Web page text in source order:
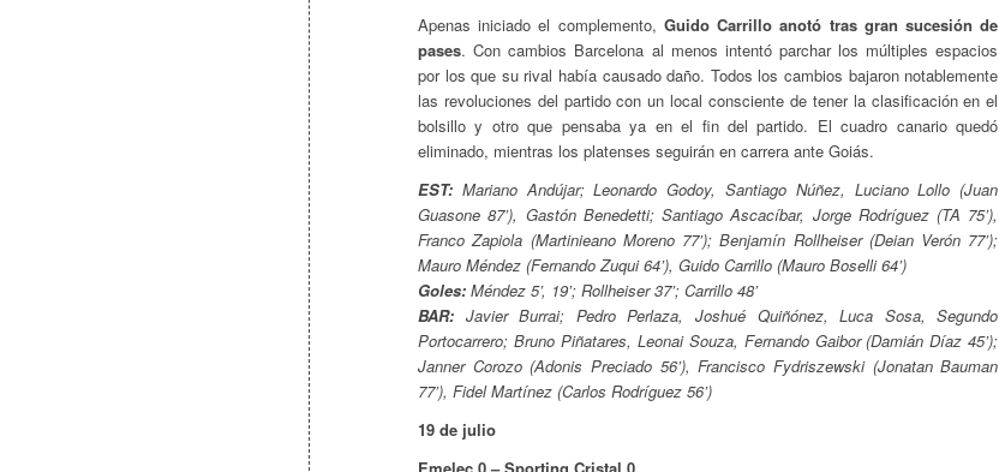
Apenas iniciado el complemento, Guido Carrillo anotó tras gran sucesión de
pases. Con cambios Barcelona al menos intentó parchar los múltiples espacios
por los que su rival había causado daño. Todos los cambios bajaron notablemente
las revoluciones del partido con un local consciente de tener la clasificación en el
bolsillo y otro que pensaba ya en el fin del partido. El cuadro canario quedó
eliminado, mientras los platenses seguirán en carrera ante Goiás.
EST: Mariano Andújar; Leonardo Godoy, Santiago Núñez, Luciano Lollo (Juan
Guasone 87’), Gastón Benedetti; Santiago Ascacíbar, Jorge Rodríguez (TA 75’),
Franco Zapiola (Martinieano Moreno 77’); Benjamín Rollheiser (Deian Verón 77’);
Mauro Méndez (Fernando Zuqui 64’), Guido Carrillo (Mauro Boselli 64’)
Goles: Méndez 5’, 19’; Rollheiser 37’; Carrillo 48’
BAR: Javier Burrai; Pedro Perlaza, Joshué Quiñónez, Luca Sosa, Segundo
Portocarrero; Bruno Piñatares, Leonai Souza, Fernando Gaibor (Damián Díaz 45’);
Janner Corozo (Adonis Preciado 56’), Francisco Fydriszewski (Jonatan Bauman
77’), Fidel Martínez (Carlos Rodríguez 56’)
19 de julio